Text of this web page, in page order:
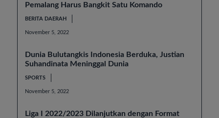
Pemalang Harus Bangkit Satu Komando
BERITA DAERAH
November 5, 2022
Dunia Bulutangkis Indonesia Berduka, Justian
Suhandinata Meninggal Dunia
SPORTS
November 5, 2022
Liga I 2022/2023 Dilanjutkan dengan Format